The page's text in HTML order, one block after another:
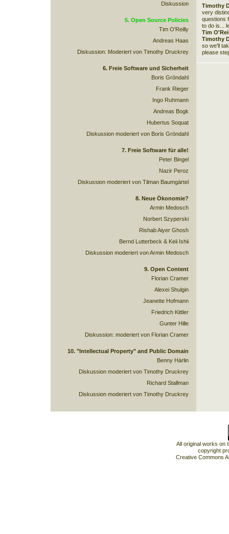
Diskussion
5. Open Source Policies
Tim O'Reilly
Andreas Haas
Diskussion: Moderiert von Timothy Druckrey
6. Freie Software und Sicherheit
Boris Gröndahl
Frank Rieger
Ingo Ruhmann
Andreas Bogk
Hubertus Soquat
Diskussion moderiert von Boris Gröndahl
7. Freie Software für alle!
Peter Bingel
Nazir Peroz
Diskussion moderiert von Tilman Baumgärtel
8. Neue Ökonomie?
Armin Medosch
Norbert Szyperski
Rishab Aiyer Ghosh
Bernd Lutterbeck & Keii Ishii
Diskussion moderiert von Armin Medosch
9. Open Content
Florian Cramer
Alexei Shulgin
Jeanette Hofmann
Friedrich Kittler
Gunter Hille
Diskussion: moderiert von Florian Cramer
10. "Intellectual Property" and Public Domain
Benny Härlin
Diskussion moderiert von Timothy Druckrey
Richard Stallman
Diskussion moderiert von Timothy Druckrey
Timothy
very
questions
to do is...
Tim
Timothy
so we'll
please
All original works on
copyright
Creative Commons